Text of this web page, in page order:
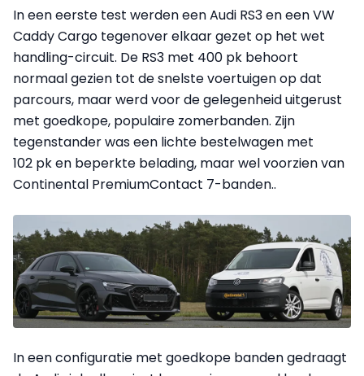
In een eerste test werden een Audi RS3 en een VW
Caddy Cargo tegenover elkaar gezet op het wet
handling-circuit. De RS3 met 400 pk behoort
normaal gezien tot de snelste voertuigen op dat
parcours, maar werd voor de gelegenheid uitgerust
met goedkope, populaire zomerbanden. Zijn
tegenstander was een lichte bestelwagen met
102 pk en beperkte belading, maar wel voorzien van
Continental PremiumContact 7-banden..
In een configuratie met goedkope banden gedraagt